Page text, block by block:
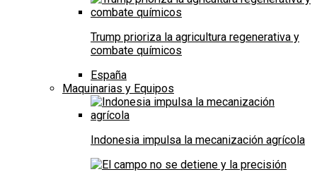
Trump prioriza la agricultura regenerativa y
combate químicos
España
Maquinarias y Equipos
Indonesia impulsa la mecanización agrícola